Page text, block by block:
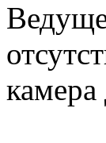
камера